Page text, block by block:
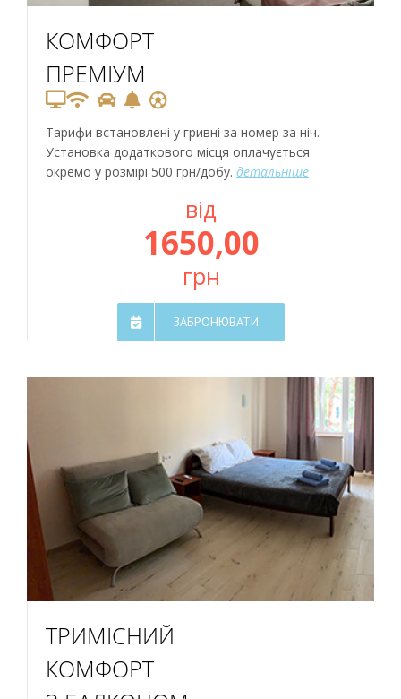
КОМФОРТ
ПРЕМІУМ
Тарифи встановлені у гривні за номер за ніч.
Установка додаткового місця оплачується
окремо у розмірі 500 грн/добу. детальніше
від
1650,00
грн
ЗАБРОНЮВАТИ
ТРИМІСНИЙ
КОМФОРТ